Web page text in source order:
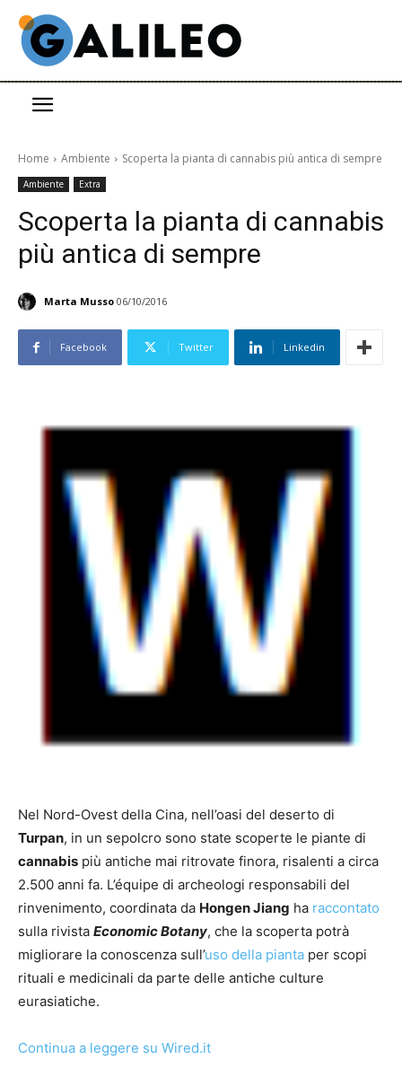
Home Ambiente Scoperta la pianta di cannabis più antica di sempre
Ambiente Extra
Scoperta la pianta di cannabis
più antica di sempre
Marta Musso 06/10/2016
Facebook Twitter Linkedin
Nel Nord-Ovest della Cina, nell’oasi del deserto di
Turpan, in un sepolcro sono state scoperte le piante di
cannabis più antiche mai ritrovate finora, risalenti a circa
2.500 anni fa. L’équipe di archeologi responsabili del
rinvenimento, coordinata da Hongen Jiang ha raccontato
sulla rivista Economic Botany, che la scoperta potrà
migliorare la conoscenza sull’uso della pianta per scopi
rituali e medicinali da parte delle antiche culture
eurasiatiche.
Continua a leggere su Wired.it